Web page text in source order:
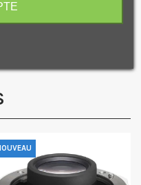
de la part de la marque.
promo.